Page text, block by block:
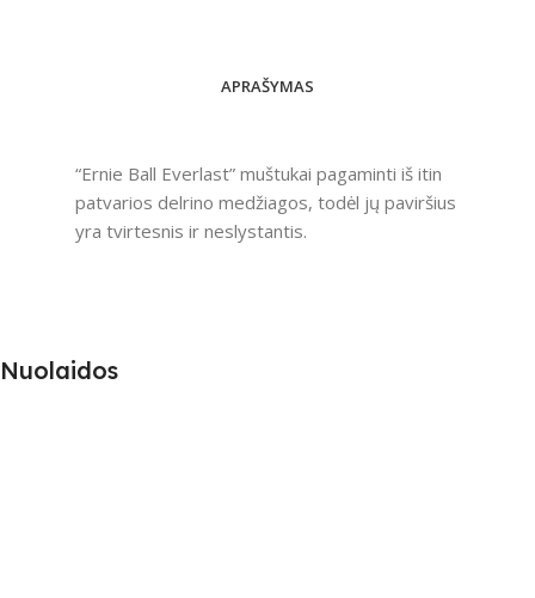
APRAŠYMAS
“Ernie Ball Everlast” muštukai pagaminti iš itin
patvarios delrino medžiagos, todėl jų paviršius
yra tvirtesnis ir neslystantis.
Nuolaidos